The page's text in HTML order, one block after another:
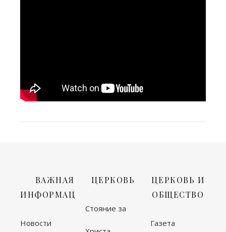
ВАЖНАЯ
ИНФОРМАЦИЯ
Новости
ЦЕРКОВЬ
Стояние за
ЦЕРКОВЬ И
ОБЩЕСТВО
Газета